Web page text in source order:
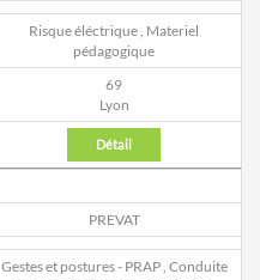
Risque éléctrique, Materiel
pédagogique
69
Lyon
Détail
PREVAT
Gestes et postures - PRAP, Conduite